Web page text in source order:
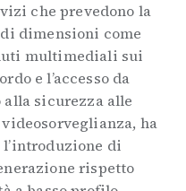
che prevedono la
dimensioni come
multimediali sui
e l’accesso da
sicurezza alle
ha
di
rispetto